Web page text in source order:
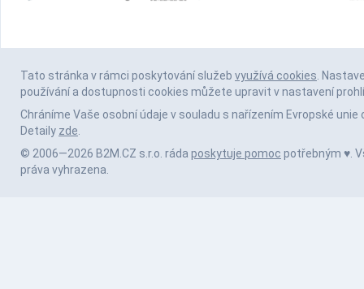
Tato stránka v rámci poskytování služeb využívá cookies.
používání a dostupnosti cookies můžete upravit v nastavení
Chráníme Vaše osobní údaje v souladu s nařízením Evropské unie
Detaily zde.
© 2006—2026 B2M.CZ s.r.o. ráda poskytuje pomoc potřebným ♥️.
práva vyhrazena.